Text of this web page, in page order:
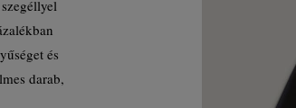
és
darab,